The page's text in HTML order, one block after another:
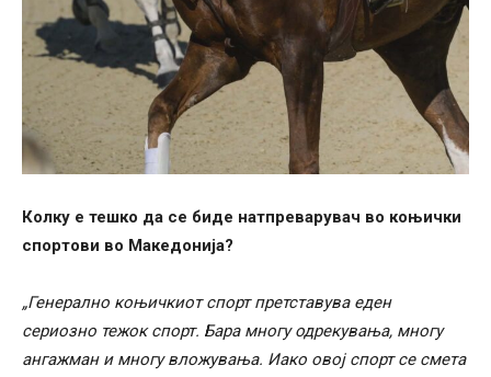
Колку е тешко да се биде натпреварувач во коњички
спортови во Македонија?
„Генерално коњичкиот спорт претставува еден
сериозно тежок спорт. Бара многу одрекувања, многу
ангажман и многу вложувања. Иако овој спорт се смета